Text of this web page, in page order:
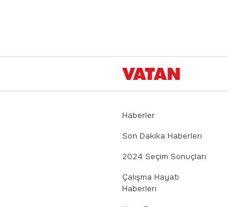
Haberler
Son Dakika Haberleri
2024 Seçim Sonuçları
Çalışma Hayatı
Haberleri